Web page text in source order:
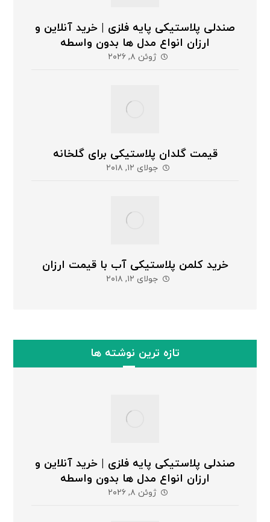
صندلی پلاستیکی پایه فلزی | خرید آنلاین و
ارزان انواع مدل ها بدون واسطه
ژوئن ۸, ۲۰۲۶
قیمت گلدان پلاستیکی برای گلخانه
جولای ۱۲, ۲۰۱۸
خرید کلمن پلاستیکی آب با قیمت ارزان
جولای ۱۲, ۲۰۱۸
تازه ترین نوشته ها
صندلی پلاستیکی پایه فلزی | خرید آنلاین و
ارزان انواع مدل ها بدون واسطه
ژوئن ۸, ۲۰۲۶